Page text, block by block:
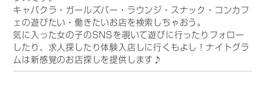
キャバクラ・ガールズバー・ラウンジ・スナック・コンカフ
ェの遊びたい・働きたいお店を検索しちゃおう。
気に入った女の子のSNSを覗いて遊びに行ったりフォロー
したり、求人探したり体験入店しに行くもよし！ナイトグラ
ムは新感覚のお店探しを提供します♪